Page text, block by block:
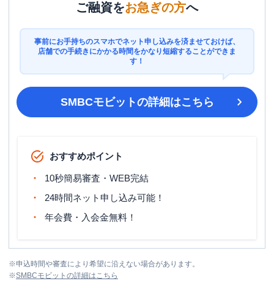
ご融資をお急ぎの方へ
事前にお手持ちのスマホでネット申し込みを済ませておけば、
店舗での手続きにかかる時間をかなり短縮することができま
す！
SMBCモビットの詳細はこちら
おすすめポイント
10秒簡易審査・WEB完結
24時間ネット申し込み可能！
年会費・入会金無料！
※申込時間や審査により希望に沿えない場合があります。
※SMBCモビット の詳細はこちら